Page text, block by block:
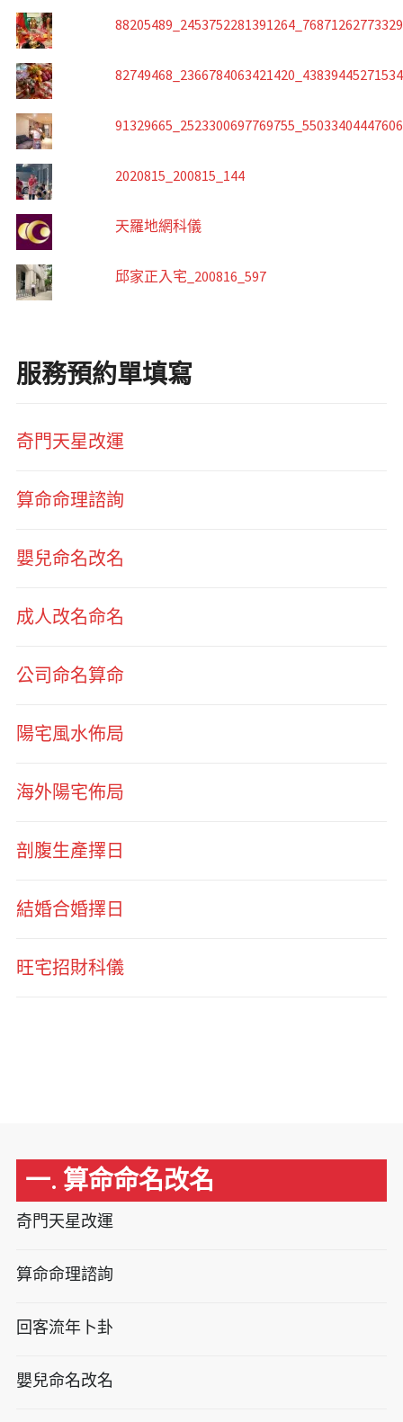
2020815_200815_144
天羅地網科儀
邱家正入宅_200816_597
服務預約單填寫
奇門天星改運
算命命理諮詢
嬰兒命名改名
成人改名命名
公司命名算命
陽宅風水佈局
海外陽宅佈局
剖腹生產擇日
結婚合婚擇日
旺宅招財科儀
一. 算命命名改名
奇門天星改運
算命命理諮詢
回客流年卜卦
嬰兒命名改名